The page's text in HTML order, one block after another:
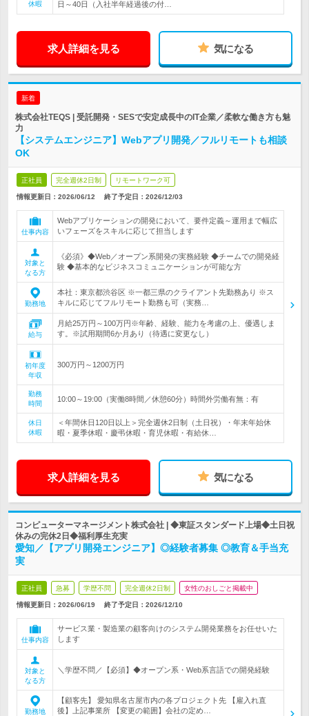
休暇
日～40日（入社半年経過後の付…
求人詳細を見る 気になる
新着
株式会社TEQS | 受託開発・SESで安定成長中のIT企業／柔軟な働き方も魅
力
【システムエンジニア】Webアプリ開発／フルリモートも相談
OK
正社員 完全週休2日制 リモートワーク可
情報更新日：2026/06/12 終了予定日： 2026/12/03
仕事内容
Webアプリケーションの開発において、要件定義～運用まで幅広
いフェーズをスキルに応じて担当します
対象と
なる方
《必須》◆Web／オープン系開発の実務経験 ◆チームでの開発経
験 ◆基本的なビジネスコミュニケーションが可能な方
勤務地
本社：東京都渋谷区 ※一都三県のクライアント先勤務あり ※ス
キルに応じてフルリモート勤務も可（実務…
給与
月給25万円～100万円※年齢、経験、能力を考慮の上、優遇しま
す。※試用期間6か月あり（待遇に変更なし）
初年度
年収
300万円～1200万円
勤務
時間
10:00～19:00（実働8時間／休憩60分）時間外労働有無：有
休日
休暇
＜年間休日120日以上＞完全週休2日制（土日祝）・年末年始休
暇・夏季休暇・慶弔休暇・育児休暇・有給休…
求人詳細を見る 気になる
コンピューターマネージメント株式会社 | ◆東証スタンダード上場◆土日祝
休みの完休2日◆福利厚生充実
愛知／【アプリ開発エンジニア】◎経験者募集 ◎教育＆手当充
実
正社員 急募 学歴不問 完全週休2日制 女性のおしごと掲載中
情報更新日：2026/06/19 終了予定日： 2026/12/10
仕事内容
サービス業・製造業の顧客向けのシステム開発業務をお任せいた
します
対象と
なる方
＼学歴不問／【必須】◆オープン系・Web系言語での開発経験
勤務地
【顧客先】 愛知県名古屋市内の各プロジェクト先 【雇入れ直
後】上記事業所 【変更の範囲】会社の定め…